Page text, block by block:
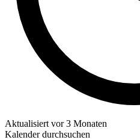
Aktualisiert vor 3 Monaten
Kalender durchsuchen